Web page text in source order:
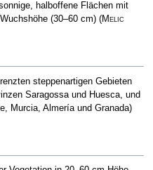
halboffene Flächen mit
(30–60 cm) (Melic
steppenartigen Gebieten
Saragossa und Huesca, und
Murcia, Almería und Granada)